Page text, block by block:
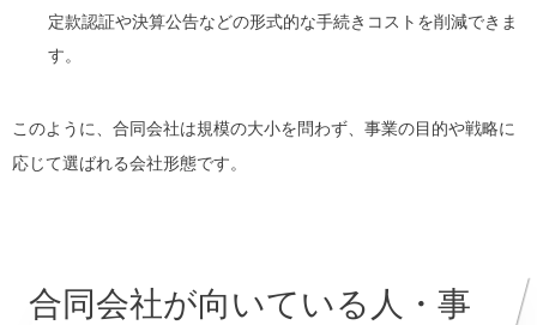
定款認証や決算公告などの形式的な手続きコストを削減できま
す。
このように、合同会社は規模の大小を問わず、事業の目的や戦略に
応じて選ばれる会社形態です。
合同会社が向いている人・事